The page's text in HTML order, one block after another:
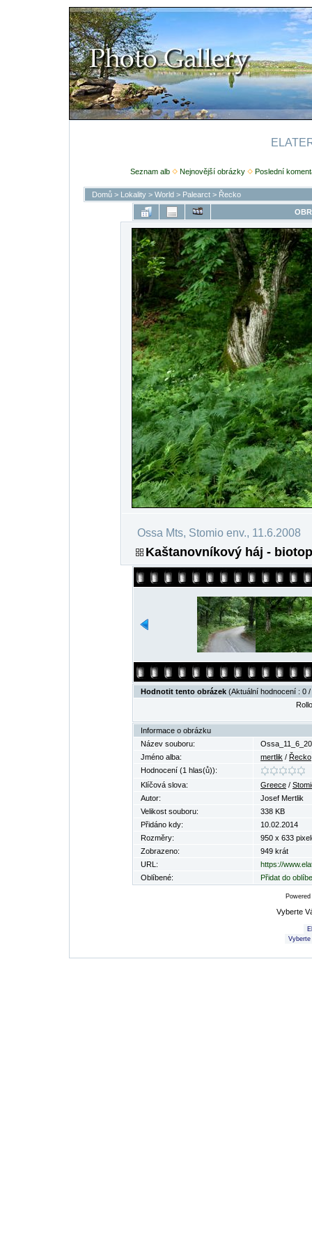
Seznam alb Nejnovější obrázky Poslední
Domů> Lokality> World> Palearct> Řecko
Ossa Mts, Stomio env., 11.6.2008
Kaštanovníkový háj -
Hodnotit tento obrázek (Aktuální hodnocení : 0
Informace o obrázku
Název souboru:
Jméno alba:
mertlik / Řecko
Hodnocení (1 hlas(ů)):
Klíčová slova:
Greece /
Autor:
Josef Mertlik
Velikost souboru:
338 KB
Přidáno kdy:
10.02.2014
Rozměry:
950 x 633
Zobrazeno:
949 krát
URL:
https://
Oblíbené:
Přidat do
Vyberte